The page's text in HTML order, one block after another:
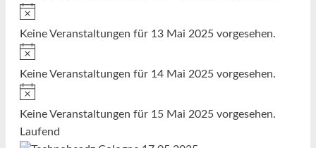
Hinweis
Keine Veranstaltungen für 13 Mai 2025 vorgesehen.
Hinweis
Keine Veranstaltungen für 14 Mai 2025 vorgesehen.
Hinweis
Keine Veranstaltungen für 15 Mai 2025 vorgesehen.
Laufend